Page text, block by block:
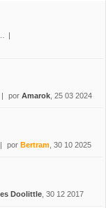
por Amarok , 25 03 2024
por Bertram , 30 10 2025
Doolittle , 30 12 2017